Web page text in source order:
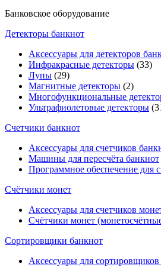
Банковское оборудование
Детекторы банкнот
Аксессуары для детекторов
Инфракрасные детекторы (33)
Лупы (29)
Магнитные детекторы (2)
Многофункциональные
Ультрафиолетовые детекторы
Счетчики банкнот
Аксессуары для счетчиков
Машины для пересчёта банкнот
Программное обеспечение для
Счётчики монет
Аксессуары для счетчиков
Счётчики монет
Cортировщики банкнот
Аксессуары для